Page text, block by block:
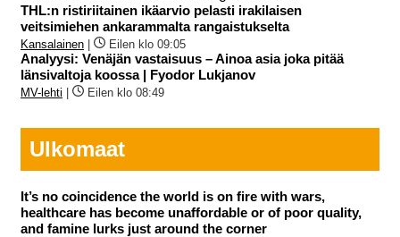
THL:n ristiriitainen ikäarvio pelasti irakilaisen
veitsimiehen ankarammalta rangaistukselta
Kansalainen | Eilen klo 09:05
Analyysi: Venäjän vastaisuus – Ainoa asia joka pitää
länsivaltoja koossa | Fyodor Lukjanov
MV-lehti | Eilen klo 08:49
Ulkomaat
It’s no coincidence the world is on fire with wars,
healthcare has become unaffordable or of poor quality,
and famine lurks just around the corner